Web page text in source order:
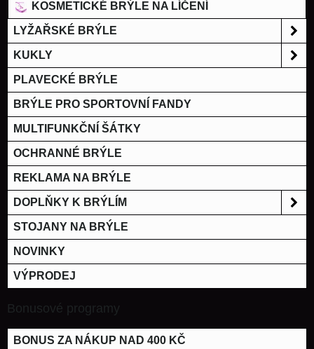
KOSMETICKÉ BRÝLE NA LÍČENÍ
LYŽAŘSKÉ BRÝLE
KUKLY
PLAVECKÉ BRÝLE
BRÝLE PRO SPORTOVNÍ FANDY
MULTIFUNKČNÍ ŠÁTKY
OCHRANNÉ BRÝLE
REKLAMA NA BRÝLE
DOPLŇKY K BRÝLÍM
STOJANY NA BRÝLE
NOVINKY
VÝPRODEJ
Bonusové programy
BONUS ZA NÁKUP NAD 400 KČ